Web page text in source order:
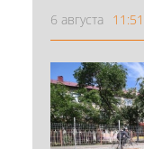
6 августа 11:51